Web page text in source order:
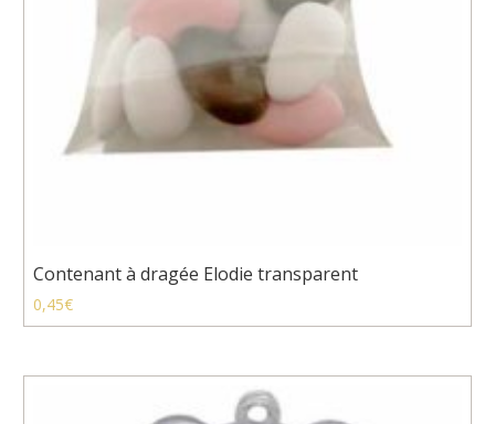
Contenant à dragée Elodie transparent
0,45€